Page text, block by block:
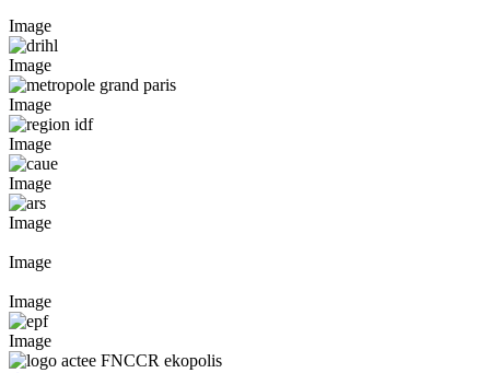
Image
Image
Image
Image
Image
Image
Image
Image
Image